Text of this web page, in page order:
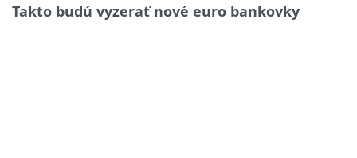
Takto budú vyzerať nové euro bankovky